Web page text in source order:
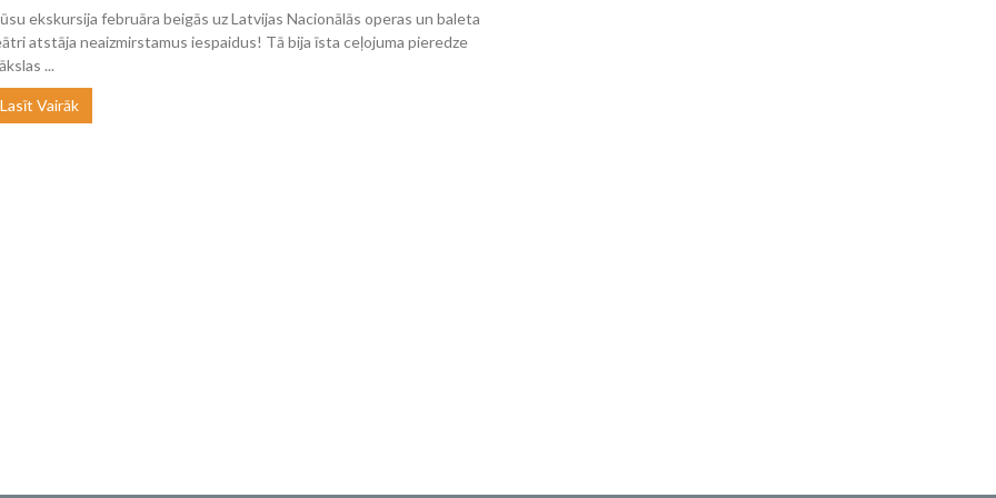
ekskursija februāra beigās uz Latvijas Nacionālās operas un baleta
atstāja neaizmirstamus iespaidus! Tā bija īsta ceļojuma pieredze
...
Lasīt Vairāk